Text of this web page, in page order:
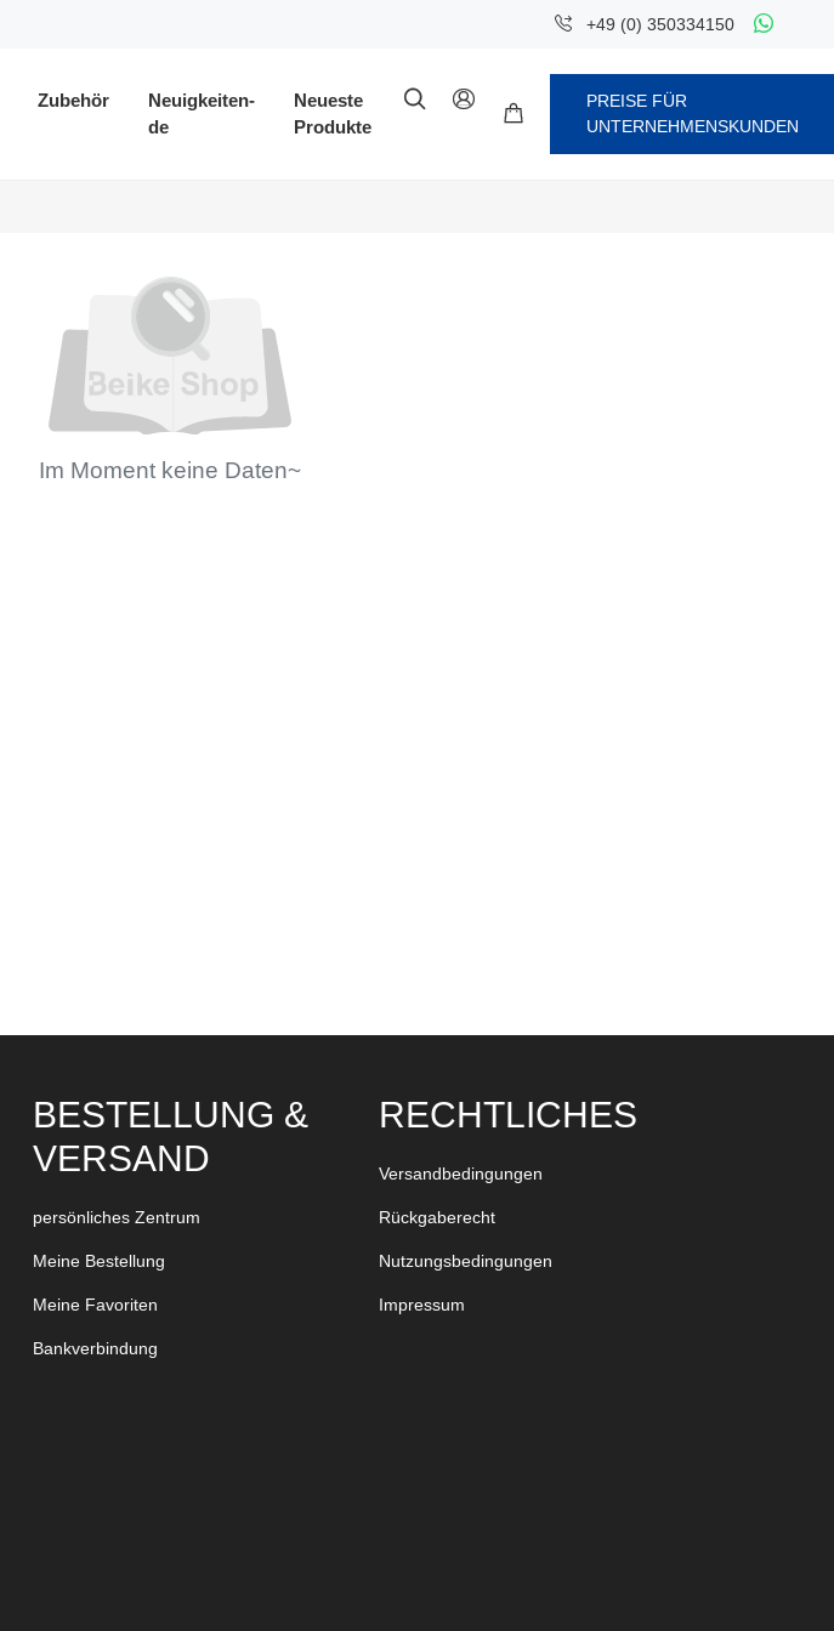
+49 (0) 350334150
Zubehör
Neuigkeiten-
de
Neueste
Produkte
 

PREISE FÜR
UNTERNEHMENSKUNDEN
Im Moment keine Daten~
BESTELLUNG &
VERSAND
persönliches Zentrum
Meine Bestellung
Meine Favoriten
Bankverbindung
RECHTLICHES
Versandbedingungen
Rückgaberecht
Nutzungsbedingungen
Impressum